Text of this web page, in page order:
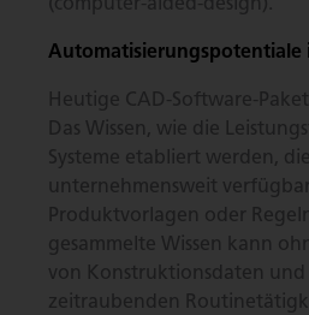
(computer-aided-design).
Automatisierungspotentiale
Heutige CAD-Software-
Das Wissen, wie die
Systeme etabliert werden,
unternehmensweit
Produktvorlagen oder
gesammelte Wissen kann
von Konstruktionsdaten
zeitraubenden